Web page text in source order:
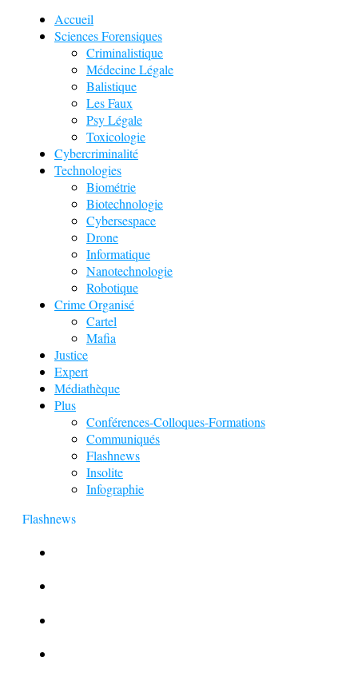
Accueil
Sciences Forensiques
Criminalistique
Médecine Légale
Balistique
Les Faux
Psy Légale
Toxicologie
Cybercriminalité
Technologies
Biométrie
Biotechnologie
Cybersespace
Drone
Informatique
Nanotechnologie
Robotique
Crime Organisé
Cartel
Mafia
Justice
Expert
Médiathèque
Plus
Conférences-Colloques-Formations
Communiqués
Flashnews
Insolite
Infographie
Flashnews